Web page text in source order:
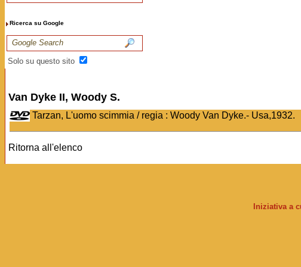
Ricerca su Google
Solo su questo sito
Van Dyke II, Woody S.
Tarzan, L'uomo scimmia / regia : Woody Van Dyke.- Usa,1932.
Ritorna all'elenco
Iniziativa a